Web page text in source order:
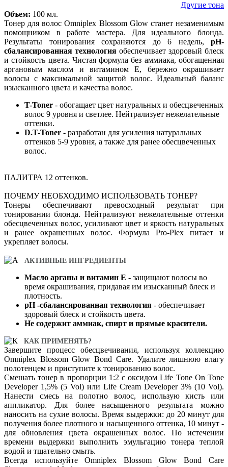
Другие тона
Объем: 100 мл.
Тонер для волос Omniplex Blossom Glow станет незаменимым
помощником в работе мастера. Для идеального блонда.
Результаты тонирования сохраняются до 6 недель, pH-
сбалансированная технология обеспечивает здоровый блеск
и стойкость цвета. Чистая формула без аммиака, обогащенная
аргановым маслом и витамином Е, бережно окрашивает
волосы с максимальной защитой волос. Идеальный баланс
изысканного цвета и качества волос.
T-Toner - обогащает цвет натуральных и обесцвеченных
волос 9 уровня и светлее. Нейтрализует нежелательные
оттенки.
D.T-Toner - разработан для усиления натуральных
оттенков 5-9 уровня, а также для ранее обесцвеченных
волос.
ПАЛИТРА 12 оттенков.
ПОЧЕМУ НЕОБХОДИМО ИСПОЛЬЗОВАТЬ ТОНЕР?
Тонеры обеспечивают превосходный результат при
тонировании блонда. Нейтрализуют нежелательные оттенки
обесцвеченных волос, усиливают цвет и яркость натуральных
и ранее окрашенных волос. Формула Pro-Plex питает и
укрепляет волосы.
АКТИВНЫЕ ИНГРЕДИЕНТЫ
Масло арганы и витамин Е - защищают волосы во
время окрашивания, придавая им изысканный блеск и
плотность.
pH -сбалансированная технология - обеспечивает
здоровый блеск и стойкость цвета.
Не содержит аммиак, спирт и прямые красители.
КАК ПРИМЕНЯТЬ?
Завершите процесс обесцвечивания, используя коллекцию
Omniplex Blossom Glow Bond Care. Удалите лишнюю влагу
полотенцем и приступите к тонированию волос.
Смешать тонер в пропорции 1:2 с оксидом Life Tone On Tone
Developer 1,5% (5 Vol) или Life Cream Developer 3% (10 Vol).
Нанести смесь на полотно волос, использую кисть или
аппликатор. Для более насыщенного результата можно
наносить на сухие волосы. Время выдержки: до 20 минут для
получения более плотного и насыщенного оттенка, 10 минут -
для обновления цвета окрашенных волос. По истечении
времени выдержки выполнить эмульгацию тонера теплой
водой и тщательно смыть.
Всегда используйте Omniplex Blossom Glow Bond Care